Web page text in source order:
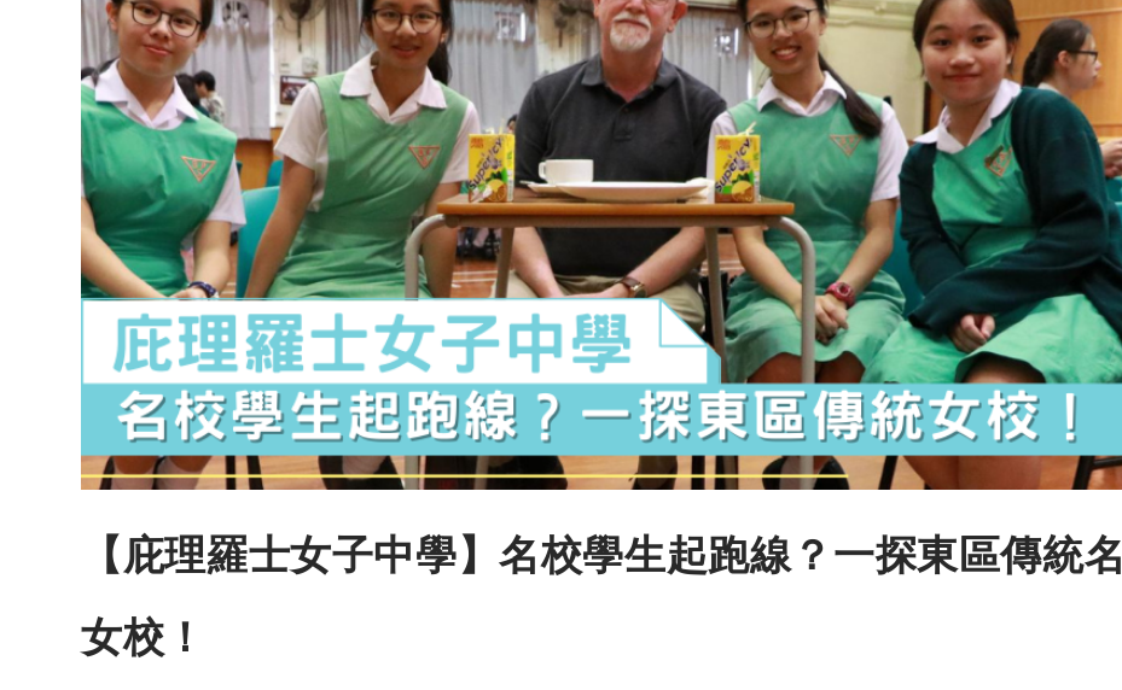
【庇理羅士女子中學】名校學生起跑線？一探東區傳統名
女校！